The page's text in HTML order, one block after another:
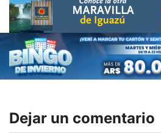
Dejar un comentario